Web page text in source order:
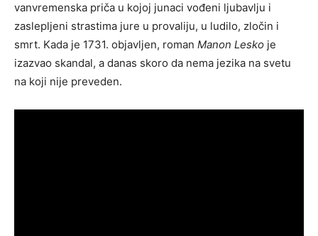
vanvremenska priča u kojoj junaci vođeni ljubavlju i
zaslepljeni strastima jure u provaliju, u ludilo, zločin i
smrt. Kada je 1731. objavljen, roman Manon Lesko je
izazvao skandal, a danas skoro da nema jezika na svetu
na koji nije preveden.